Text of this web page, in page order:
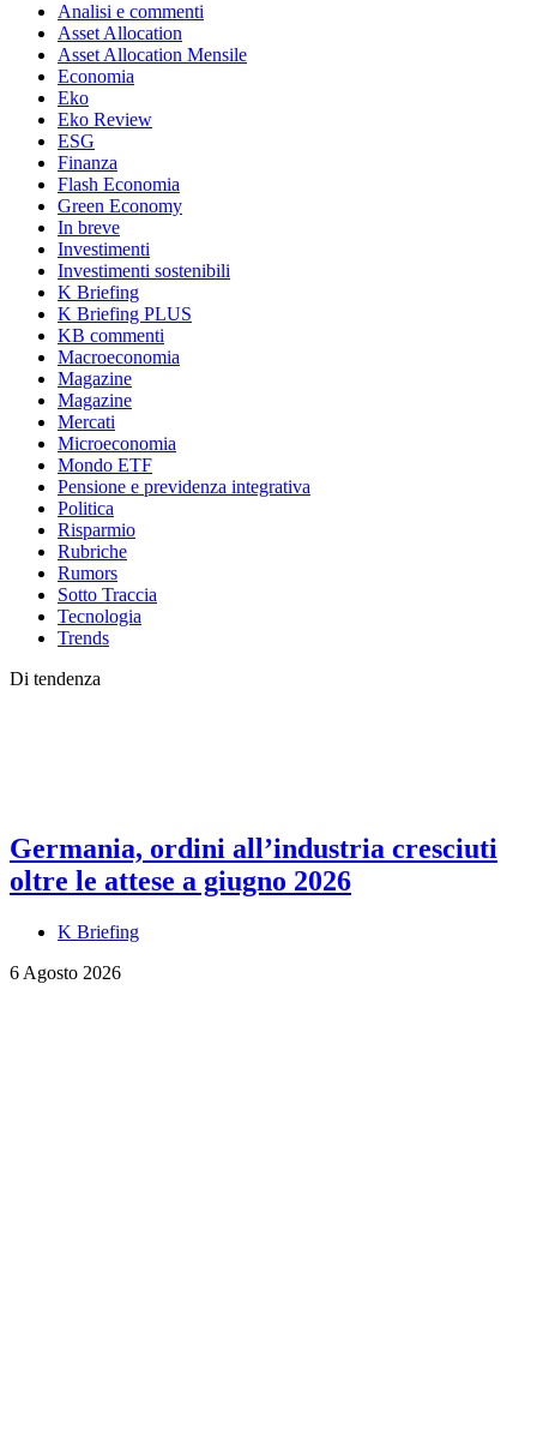
Analisi e commenti
Asset Allocation
Asset Allocation Mensile
Economia
Eko
Eko Review
ESG
Finanza
Flash Economia
Green Economy
In breve
Investimenti
Investimenti sostenibili
K Briefing
K Briefing PLUS
KB commenti
Macroeconomia
Magazine
Magazine
Mercati
Microeconomia
Mondo ETF
Pensione e previdenza integrativa
Politica
Risparmio
Rubriche
Rumors
Sotto Traccia
Tecnologia
Trends
Di tendenza
Germania, ordini all’industria cresciuti
oltre le attese a giugno 2026
K Briefing
6 Agosto 2026